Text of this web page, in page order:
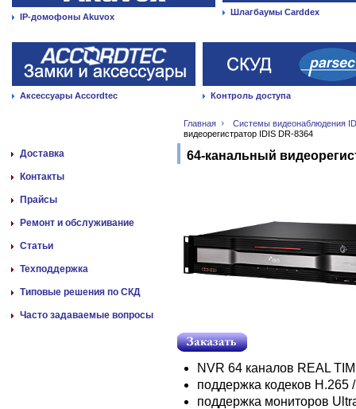
IP-домофоны Akuvox Шлагбаумы Carddex
Аксессуары Accordtec Контроль доступа
Главная
Системы видеонаблюдения
видеорегистратор IDIS DR-8364
Доставка
Контакты
Прайсы
Ремонт и обслуживание
Статьи
Техподдержка
Типовые решения по СКД
Часто задаваемые вопросы
64-канальный
NVR 64 каналов REAL
поддержка кодеков H.265
поддержка мониторов